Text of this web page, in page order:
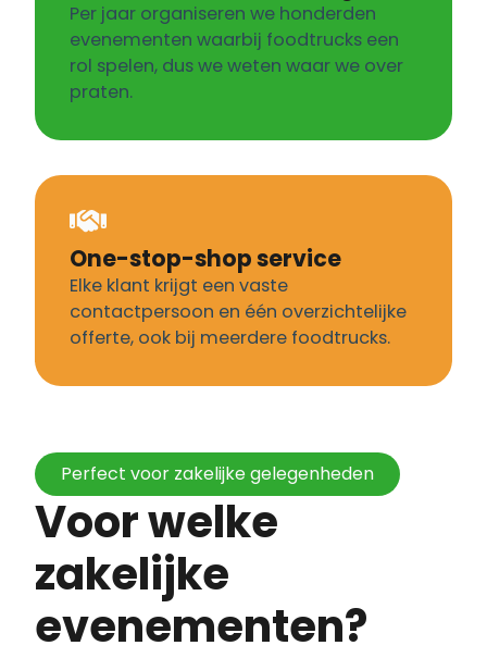
Per jaar organiseren we honderden
evenementen waarbij foodtrucks een
rol spelen, dus we weten waar we over
praten.
One-stop-shop service
Elke klant krijgt een vaste
contactpersoon en één overzichtelijke
offerte, ook bij meerdere foodtrucks.
Perfect voor zakelijke gelegenheden
Voor welke
zakelijke
evenementen?